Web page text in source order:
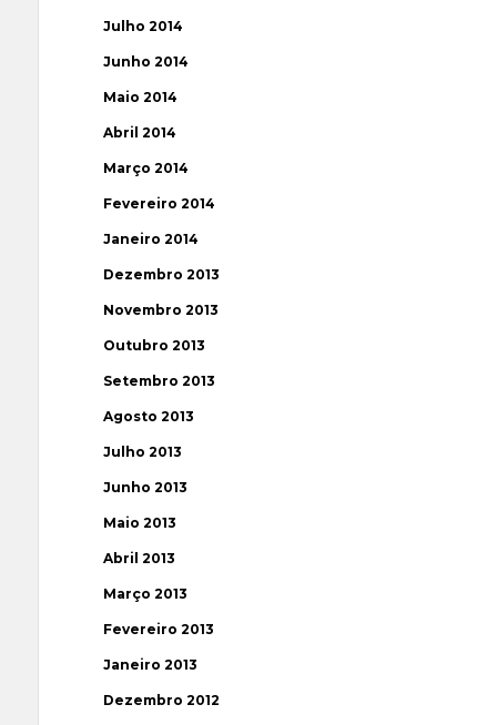
Julho 2014
Junho 2014
Maio 2014
Abril 2014
Março 2014
Fevereiro 2014
Janeiro 2014
Dezembro 2013
Novembro 2013
Outubro 2013
Setembro 2013
Agosto 2013
Julho 2013
Junho 2013
Maio 2013
Abril 2013
Março 2013
Fevereiro 2013
Janeiro 2013
Dezembro 2012